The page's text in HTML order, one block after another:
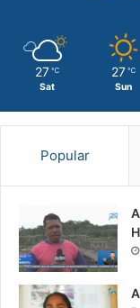
27 ℃
Sat
27 ℃
Sun
Popular